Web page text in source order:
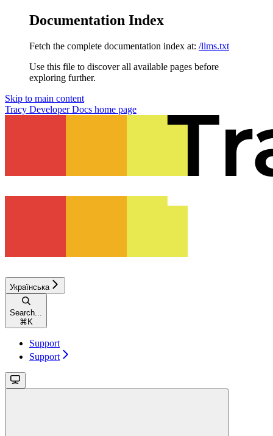
Documentation Index
Fetch the complete documentation index at: /llms.txt
Use this file to discover all available pages before
exploring further.
Skip to main content
Tracy Developer Docs home page
Українська
Search...
⌘ K
Support
Support